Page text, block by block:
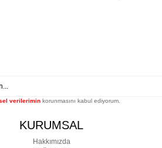
verilerimin korunmasını kabul ediyorum.
KURUMSAL
Hakkımızda